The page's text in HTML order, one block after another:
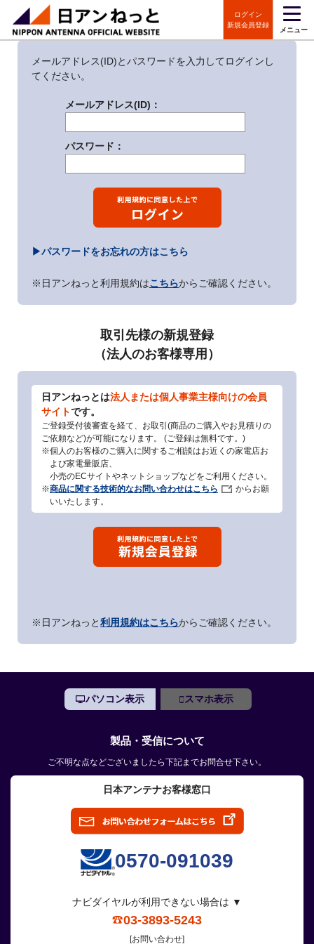
ログイン
新規会員登録
メニュー
ログイン
メールアドレス(ID)とパスワードを入力してログインし
てください。
メールアドレス(ID)：
パスワード：
▶パスワードをお忘れの方はこちら
※日アンねっと利用規約はこちらからご確認ください。
取引先様の新規登録
（法人のお客様専用）
日アンねっとは法人または個人事業主様向けの会員
サイトです。
ご登録受付後審査を経て、お取引(商品のご購入やお見積りの
ご依頼など)が可能になります。 (ご登録は無料です。)
※個人のお客様のご購入に関するご相談はお近くの家電店お
よび家電量販店、
小売のECサイトやネットショップなどをご利用ください。
※商品に関する技術的なお問い合わせはこちら
からお願
いいたします。
※日アンねっと利用規約はこちらからご確認ください。
パソコン表示 スマホ表示
製品・受信について
ご不明な点などございましたら下記までお問合せ下さい。
日本アンテナお客様窓口
0570-091039
ナビダイヤルが利用できない場合は ▼
03-3893-5243
[お問い合わせ]